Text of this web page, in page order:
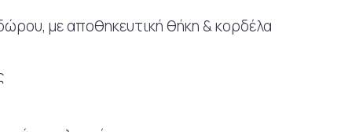
με αποθηκευτική θήκη & κορδέλα